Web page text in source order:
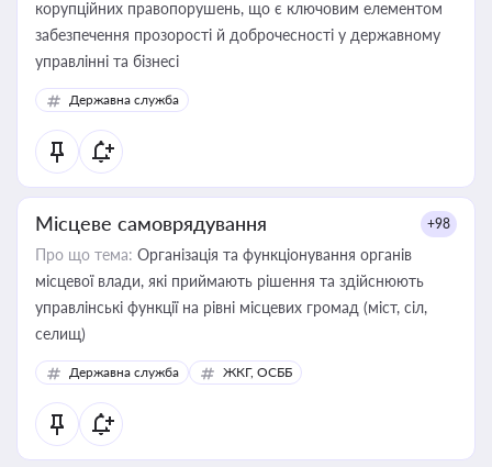
корупційних правопорушень, що є ключовим елементом
забезпечення прозорості й доброчесності у державному
управлінні та бізнесі
Державна служба
Місцеве самоврядування +98
Про що тема: Організація та функціонування органів
місцевої влади, які приймають рішення та здійснюють
управлінські функції на рівні місцевих громад (міст, сіл,
селищ)
Державна служба ЖКГ, ОСББ